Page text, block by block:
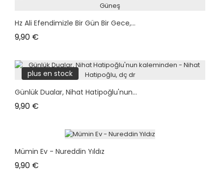
Hz Ali Efendimizle Bir Gün Bir Gece,...
9,90 €
plus en stock
Günlük Dualar, Nihat Hatipoğlu'nun...
9,90 €
Mümin Ev - Nureddin Yıldız
9,90 €